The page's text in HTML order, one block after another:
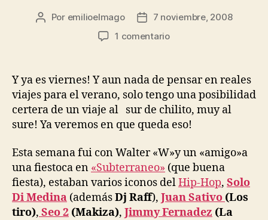
Autor
Por emilioelmago
Fecha7 noviembre, 2008
1 comentarioen
Y ya es viernes! Y aun nada de pensar en reales
viajes para el verano, solo tengo una posibilidad
certera de un viaje al sur de chilito, muy al
sure! Ya veremos en que queda eso!
Esta semana fui con Walter «W»y un «amigo»a
una fiestoca en «Subterraneo» (que buena
fiesta), estaban varios iconos delHip-Hop, Solo
Di Medina (ademásDj Raff), Juan Sativo (Los
tiro), Seo 2 (Makiza), Jimmy Fernadez (La